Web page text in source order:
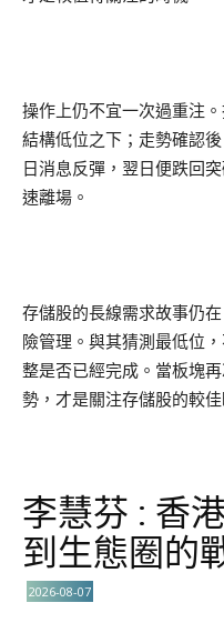
操作上仍不宜一次過重注
結構低位之下；走勢確認
日消息反彈，翌日便跌回
速離場。
存儲股的長線需求故事仍
險管理。與其猜測最低位
整是否已經完成。當板塊
勢，才是關注存儲股的較佳
李慧芬 : 香
到生態圈的
2026-08-07